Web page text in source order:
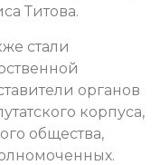
Титова.
стали
органов
корпуса,
общества,